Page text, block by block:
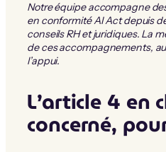
Notre équipe accompagne
en conformité AI Act depuis
conseils RH et juridiques. La
de ces accompagnements,
l’appui.
L’article 4 en
concerné,